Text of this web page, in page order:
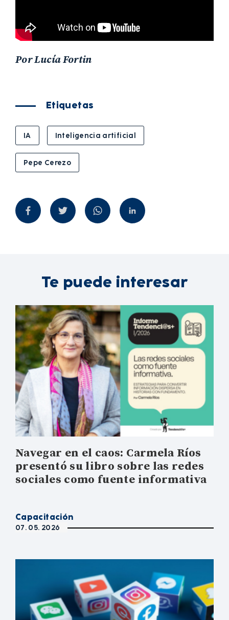
Por Lucía Fortin
Etiquetas
IA Inteligencia artificial
Pepe Cerezo
Te puede interesar
Navegar en el caos: Carmela Ríos
presentó su libro sobre las redes
sociales como fuente informativa
Capacitación
07. 05. 2026